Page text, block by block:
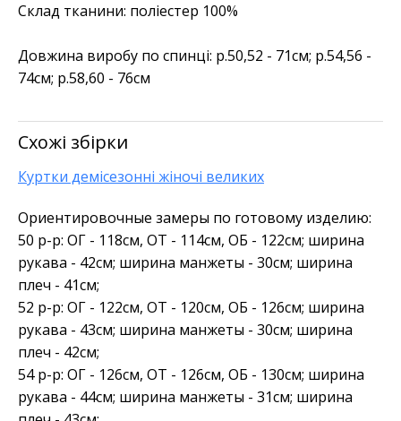
Склад тканини: поліестер 100%
Довжина виробу по спинці: р.50,52 - 71см; р.54,56 -
74см; р.58,60 - 76см
Схожі збірки
Куртки демісезонні жіночі великих
Ориентировочные замеры по готовому изделию:
50 р-р: ОГ - 118см, ОТ - 114см, ОБ - 122см; ширина
рукава - 42см; ширина манжеты - 30см; ширина
плеч - 41см;
52 р-р: ОГ - 122см, ОТ - 120см, ОБ - 126см; ширина
рукава - 43см; ширина манжеты - 30см; ширина
плеч - 42см;
54 р-р: ОГ - 126см, ОТ - 126см, ОБ - 130см; ширина
рукава - 44см; ширина манжеты - 31см; ширина